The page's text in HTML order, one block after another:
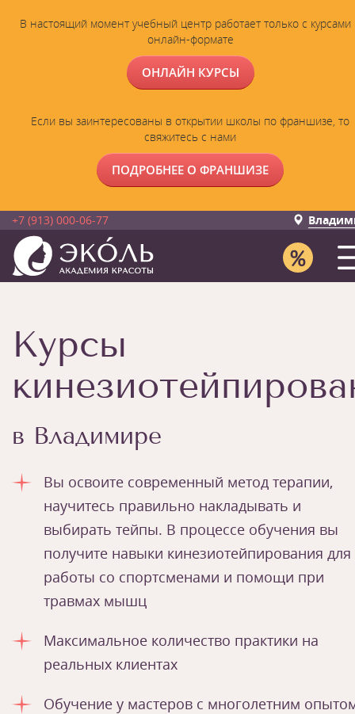
В настоящий момент учебный центр работает только с курсами
онлайн-формате
ОНЛАЙН КУРСЫ
Если вы заинтересованы в открытии школы по франшизе, то
свяжитесь с нами
ПОДРОБНЕЕ О ФРАНШИЗЕ
+7 (913) 000-06-77
Курсы
в Владимире
Вы освоите современный метод терапии,
научитесь правильно накладывать и
выбирать тейпы. В процессе обучения вы
получите навыки кинезиотейпирования для
работы со спортсменами и помощи при
травмах мышц
Максимальное количество практики на
реальных клиентах
Обучение у мастеров с многолетним